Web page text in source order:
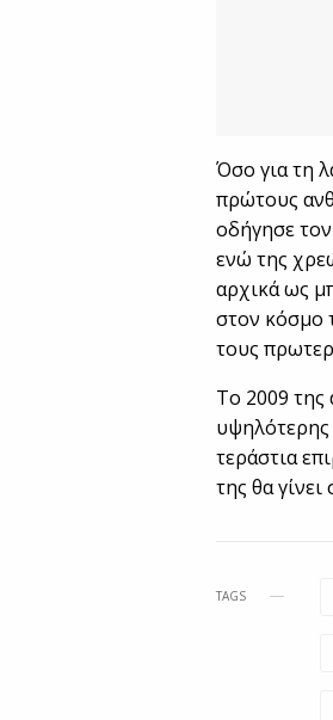
Όσο για τη
πρώτους
οδήγησε
ενώ της
αρχικά ως
στον κόσμο
τους
To 2009 της
υψηλότερης
τεράστια
της θα
TAGS